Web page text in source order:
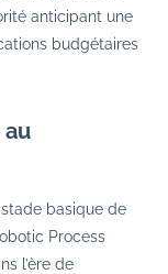
anticipant une
budgétaires
au
stade basique de
Process
l’ère de